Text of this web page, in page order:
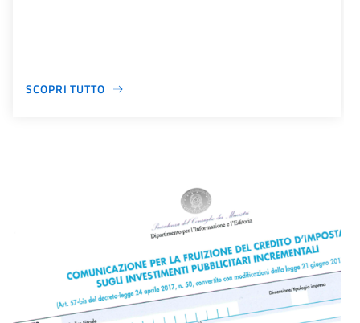
SCOPRI TUTTO